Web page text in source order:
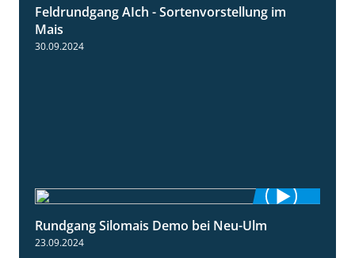
11:24
Feldrundgang AIch - Sortenvorstellung im
Mais
30.09.2024
Rundgang Silomais Demo bei Neu-Ulm
23.09.2024